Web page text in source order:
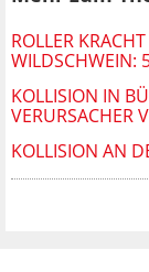
ROLLER
WILDSCHWEIN:
KOLLISION IN
VERURSACHER
KOLLISION AN